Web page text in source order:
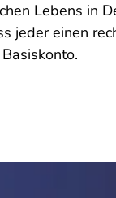
Lebens in
jeder einen